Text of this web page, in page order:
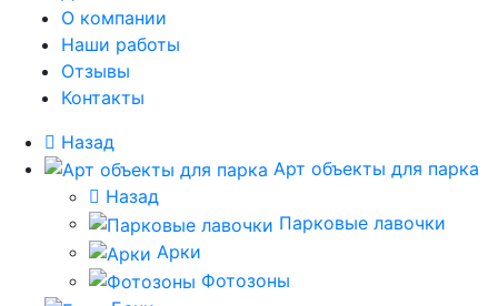
О компании
Наши работы
Отзывы
Контакты
Назад
Арт объекты для парка
Назад
Парковые лавочки
Арки
Фотозоны